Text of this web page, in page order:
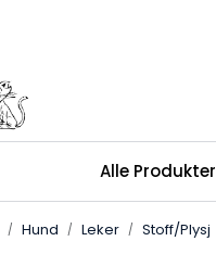
Alle Produkter
Hund Leker Stoff/Plysj